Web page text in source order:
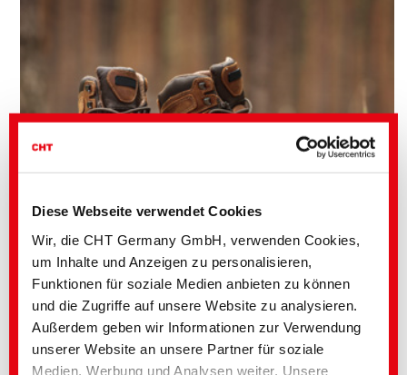
Diese Webseite verwendet Cookies
Wir, die CHT Germany GmbH, verwenden Cookies,
um Inhalte und Anzeigen zu personalisieren,
Funktionen für soziale Medien anbieten zu können
und die Zugriffe auf unsere Website zu analysieren.
Außerdem geben wir Informationen zur Verwendung
unserer Website an unsere Partner für soziale
Medien, Werbung und Analysen weiter. Unsere
Nassbereich